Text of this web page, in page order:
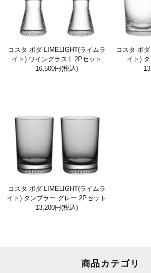
コスタ ボダ LIMELIGHT(ライムラ
イト) ワイングラス L 2Pセット
16,500円(税込)
コスタ ボ
イト)
コスタ ボダ LIMELIGHT(ライムラ
イト) タンブラー グレー 2Pセット
13,200円(税込)
商品カテゴリ